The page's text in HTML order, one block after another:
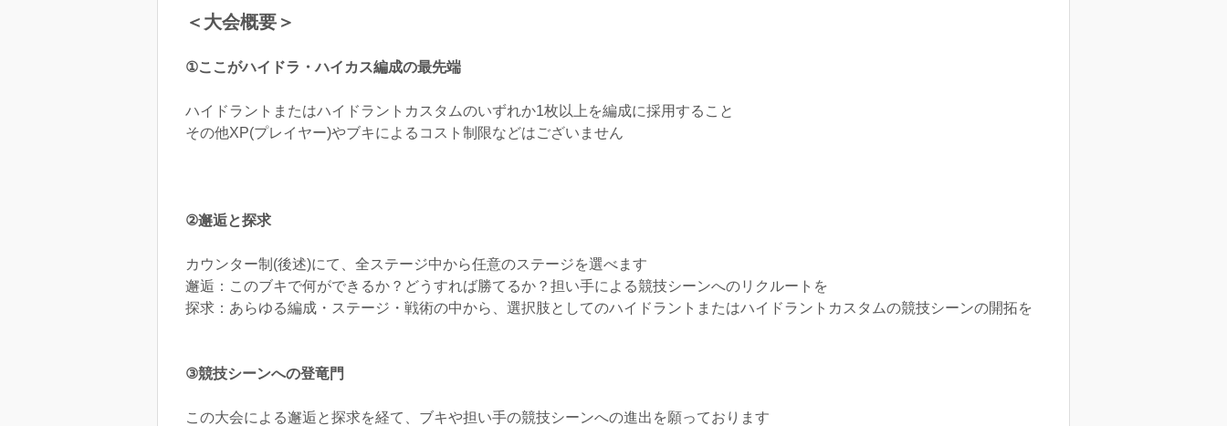
＜大会概要＞
①ここがハイドラ・ハイカス編成の最先端
ハイドラントまたはハイドラントカスタムのいずれか1枚以上を編成に採用すること
その他XP(プレイヤー)やブキによるコスト制限などはございません
②邂逅と探求
カウンター制(後述)にて、全ステージ中から任意のステージを選べます
邂逅：このブキで何ができるか？どうすれば勝てるか？担い手による競技シーンへのリクルートを
探求：あらゆる編成・ステージ・戦術の中から、選択肢としてのハイドラントまたはハイドラントカスタムの競技シーンの開拓を
③競技シーンへの登竜門
この大会による邂逅と探求を経て、ブキや担い手の競技シーンへの進出を願っております